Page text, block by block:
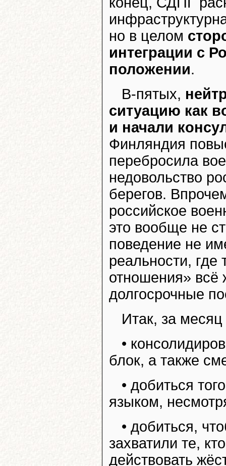
но в целом
интеграции с
положении.
В-пятых,
ситуацию как
и начали
Финляндия
перебросила
недовольство
берегов.
российское
это вообще не
поведение не
реальности, где
отношения» всё
долгосрочные
Итак, за
•
блок, а также
• добиться
языком,
• добиться,
захватили те,
действовать